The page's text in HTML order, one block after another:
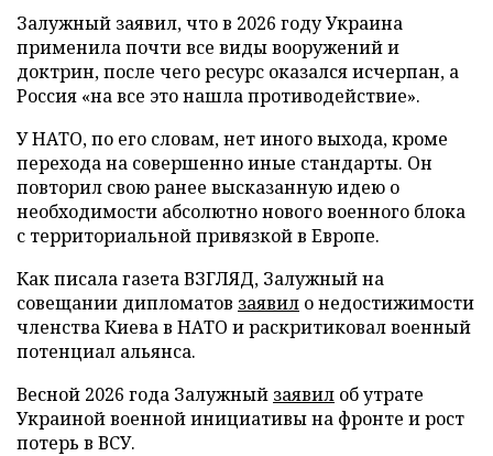
Залужный заявил, что в 2026 году Украина
применила почти все виды вооружений и
доктрин, после чего ресурс оказался исчерпан, а
Россия «на все это нашла противодействие».
У НАТО, по его словам, нет иного выхода, кроме
перехода на совершенно иные стандарты. Он
повторил свою ранее высказанную идею о
необходимости абсолютно нового военного блока
с территориальной привязкой в Европе.
Как писала газета ВЗГЛЯД, Залужный на
совещании дипломатов заявил о недостижимости
членства Киева в НАТО и раскритиковал военный
потенциал альянса.
Весной 2026 года Залужный заявил об утрате
Украиной военной инициативы на фронте и рост
потерь в ВСУ.